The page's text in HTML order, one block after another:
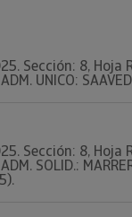
Sección: 8, Hoja
UNICO:
Sección: 8, Hoja
SOLID.: